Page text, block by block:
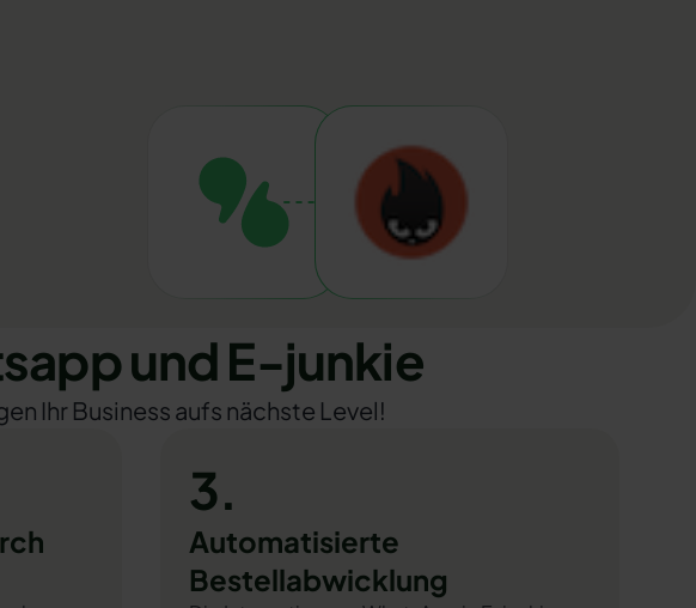
und E-junkie
Ihr Business aufs nächste Level!
3.
Automatisierte
Bestellabwicklung